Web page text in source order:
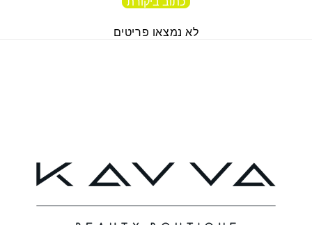
לא נמצאו פריטים